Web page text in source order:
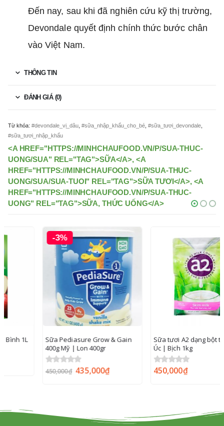
Đến nay, sau khi đã nghiên cứu kỹ thị trường,
Devondale quyết định chính thức bước chân
vào Việt Nam.
THÔNG TIN
ĐÁNH GIÁ (0)
Từ khóa: #devondale_vị_dâu #sữa_nhập_khẩu_cho_bé #sữa_tươi_devondale
#sữa_tươi_nhập_khẩu
<A HREF="HTTPS://MINHCHAUFOOD.VN/P/SUA-THUC-
UONG/SUA" REL="TAG">SỮA</A>, <A
HREF="HTTPS://MINHCHAUFOOD.VN/P/SUA-THUC-
UONG/SUA/SUA-TUOI" REL="TAG">SỮA TƯƠI</A>, <A
HREF="HTTPS://MINHCHAUFOOD.VN/P/SUA-THUC-
UONG" REL="TAG">SỮA, THỨC UỐNG</A>
Sữa Pediasure Grow & Gain
400g Mỹ | Lon 400gr
435,000₫
Sữa tươi A2 dạng bột tách kem
Úc | Bịch 1kg